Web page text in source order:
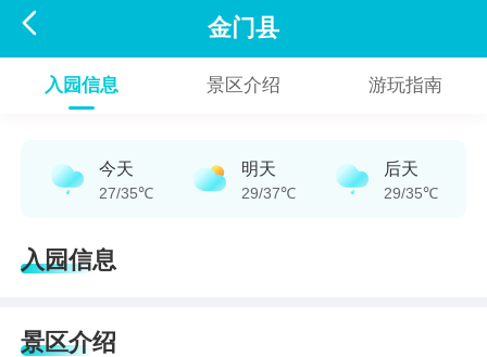
 金门县
入园信息 景区介绍 游玩指南
今天
27/35℃
明天
29/37℃
后天
29/35℃
入园信息
景区介绍